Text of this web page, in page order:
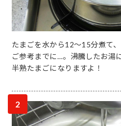
たまごを水から12～15分煮て、
ご参考までに…。沸騰したお湯
半熟たまごになりますよ！
2